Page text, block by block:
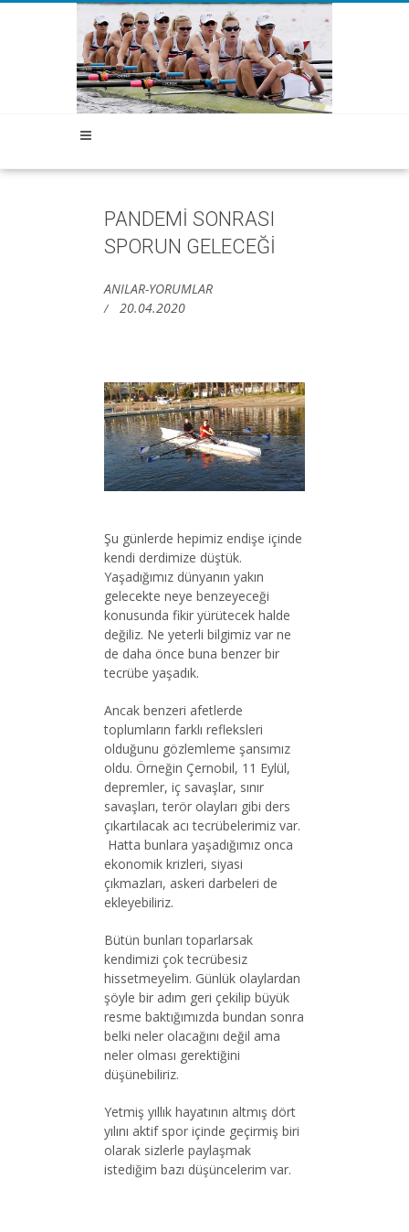
PANDEMİ SONRASI
SPORUN GELECEĞİ
ANILAR-YORUMLAR
20.04.2020
Şu günlerde hepimiz endişe içinde
kendi derdimize düştük.
Yaşadığımız dünyanın yakın
gelecekte neye benzeyeceği
konusunda fikir yürütecek halde
değiliz. Ne yeterli bilgimiz var ne
de daha önce buna benzer bir
tecrübe yaşadık.
Ancak benzeri afetlerde
toplumların farklı refleksleri
olduğunu gözlemleme şansımız
oldu. Örneğin Çernobil, 11 Eylül,
depremler, iç savaşlar, sınır
savaşları, terör olayları gibi ders
çıkartılacak acı tecrübelerimiz var.
Hatta bunlara yaşadığımız onca
ekonomik krizleri, siyasi
çıkmazları, askeri darbeleri de
ekleyebiliriz.
Bütün bunları toparlarsak
kendimizi çok tecrübesiz
hissetmeyelim. Günlük olaylardan
şöyle bir adım geri çekilip büyük
resme baktığımızda bundan sonra
belki neler olacağını değil ama
neler olması gerektiğini
düşünebiliriz.
Yetmiş yıllık hayatının altmış dört
yılını aktif spor içinde geçirmiş biri
olarak sizlerle paylaşmak
istediğim bazı düşüncelerim var.